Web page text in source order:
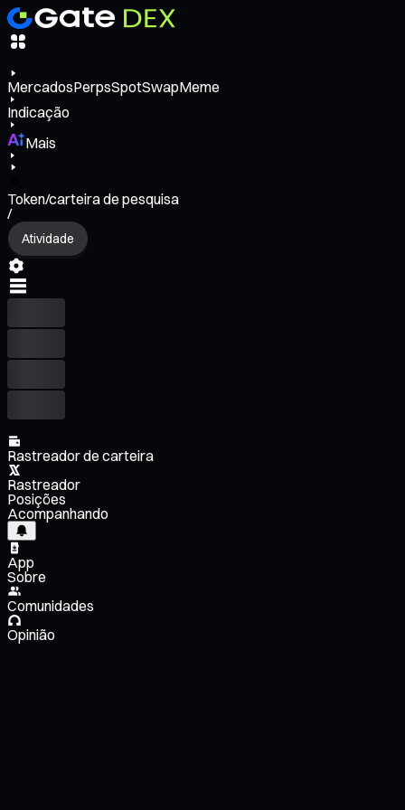
MercadosPerpsSpotSwapMeme
Indicação
Mais
Token/carteira de pesquisa
/
Atividade
Rastreador de carteira
Rastreador
Posições
Acompanhando
App
Sobre
Comunidades
Opinião